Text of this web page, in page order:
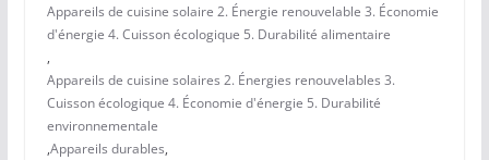
Appareils de cuisine solaire 2. Énergie renouvelable 3. Économie
d'énergie 4. Cuisson écologique 5. Durabilité alimentaire
,
Appareils de cuisine solaires 2. Énergies renouvelables 3.
Cuisson écologique 4. Économie d'énergie 5. Durabilité
environnementale
,Appareils durables,